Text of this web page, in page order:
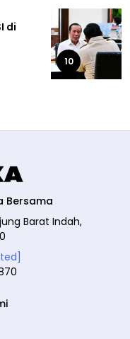
di
10
Bersama
Barat Indah,